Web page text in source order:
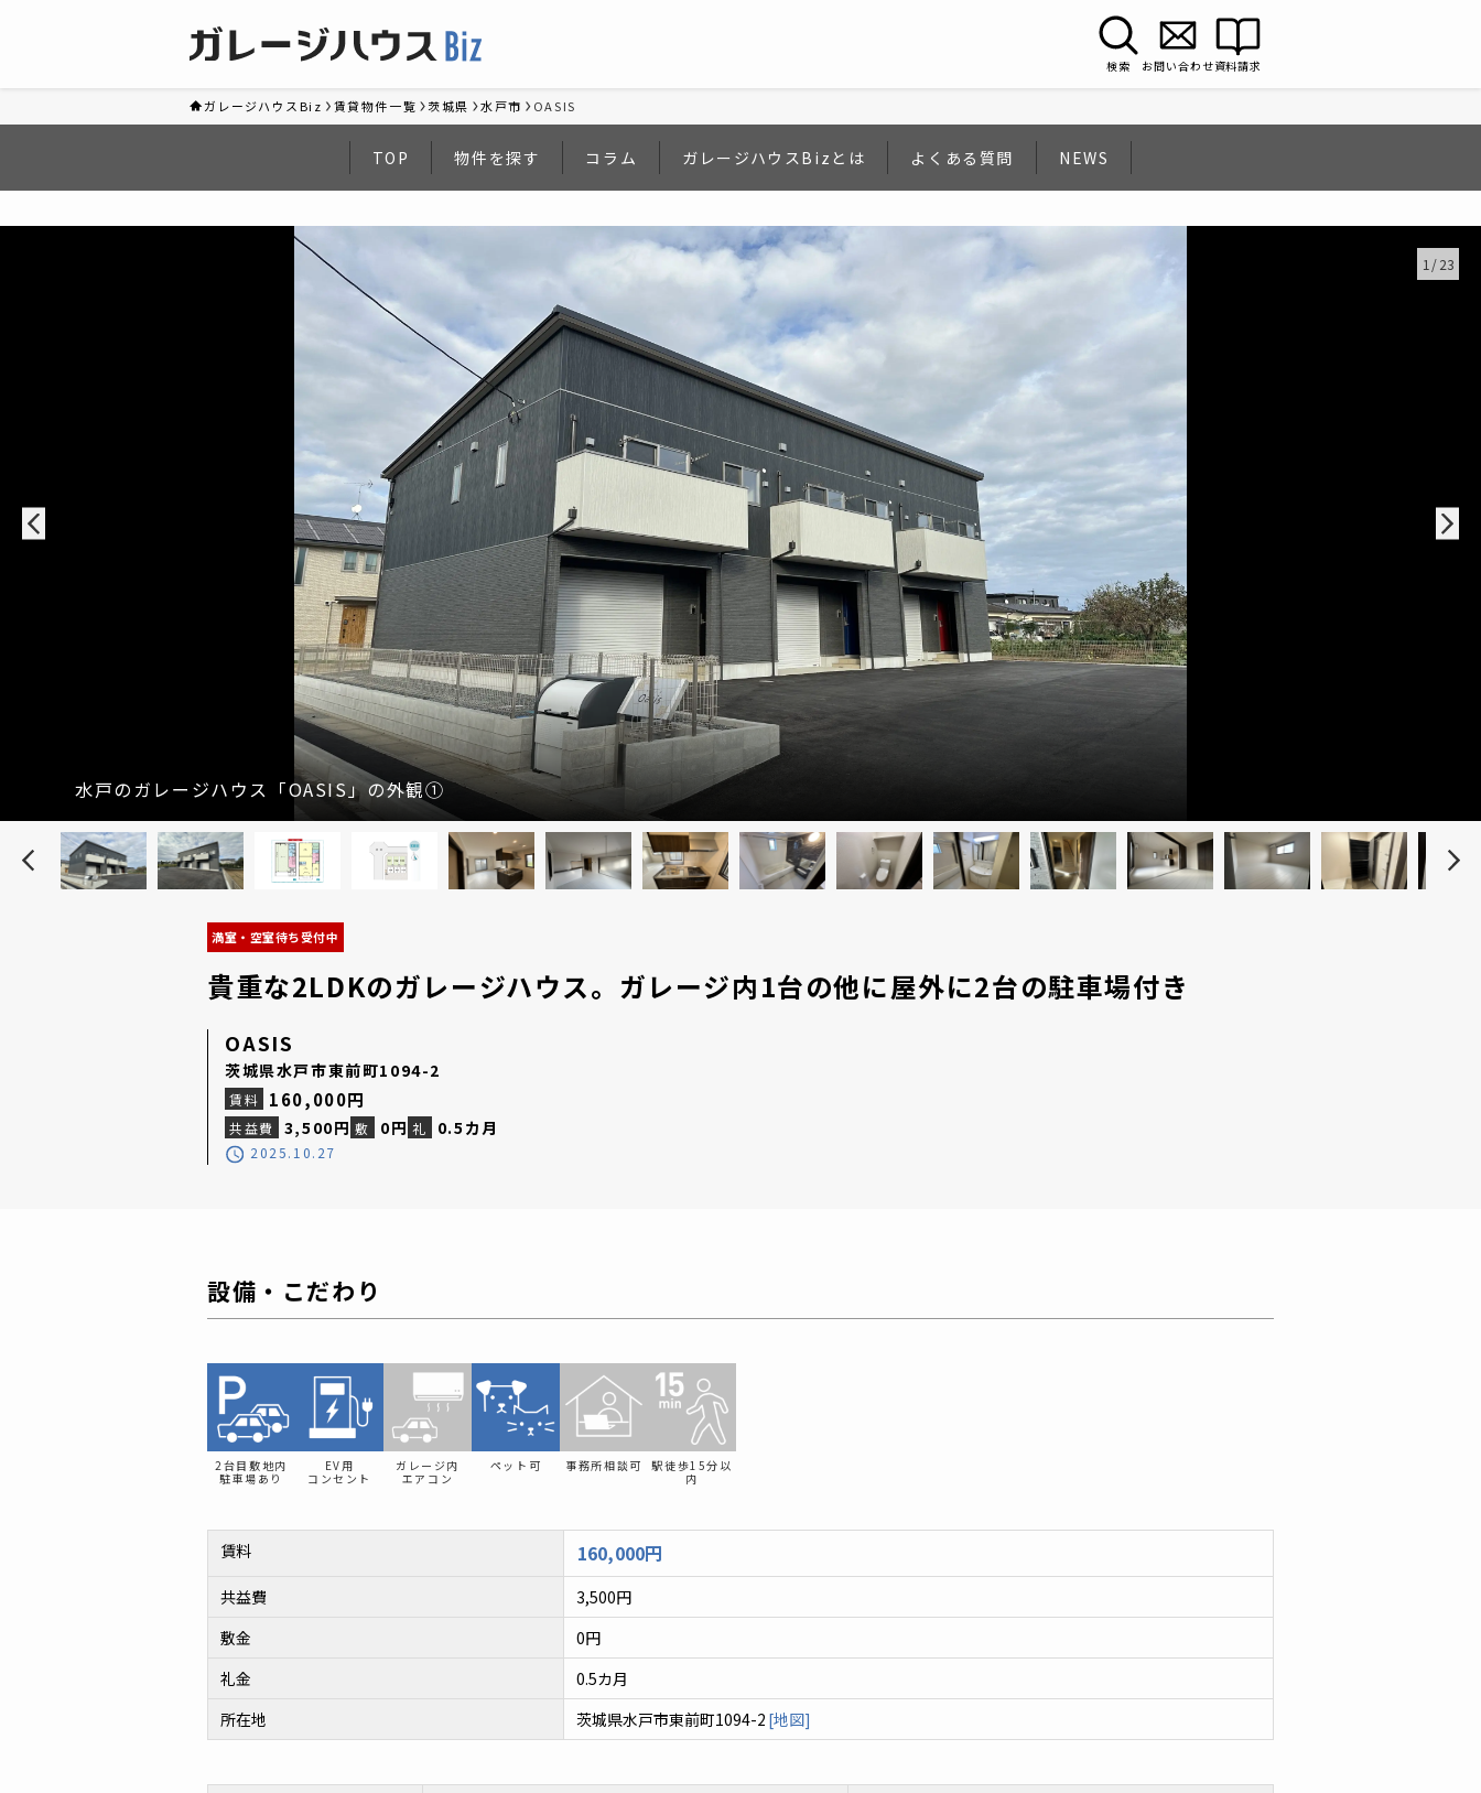
検索 お問い合わせ資料請求
ガレージハウスBiz 賃貸物件一覧 茨城県 水戸市 OASIS
TOP 物件を探す コラム ガレージハウスBizとは よくある質問 NEWS
水戸のガレージハウス「OASIS」の外観①
1 /23
満室・空室待ち受付中
貴重な2LDKのガレージハウス。ガレージ内1台の他に屋外に2台の駐車場付き
OASIS
茨城県水戸市東前町1094-2
賃料 160,000円
共益費 3,500円 敷 0円 礼 0.5カ月
2025.10.27
設備・こだわり
2台目敷地内
駐車場あり
EV用
コンセント
ガレージ内
エアコン
ペット可 事務所相談可 駅徒歩15分以
内
賃料 160,000円
共益費
3,500円
敷金
0円
礼金
0.5カ月
所在地
茨城県水戸市東前町1094-2 [地図]